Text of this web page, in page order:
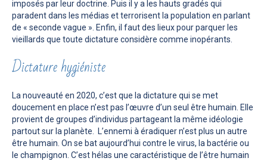
imposés par leur doctrine. Puis il y a les hauts gradés qui
paradent dans les médias et terrorisent la population en parlant
de « seconde vague ». Enfin, il faut des lieux pour parquer les
vieillards que toute dictature considère comme inopérants.
Dictature hygiéniste
La nouveauté en 2020, c’est que la dictature qui se met
doucement en place n’est pas l’œuvre d’un seul être humain. Elle
provient de groupes d’individus partageant la même idéologie
partout sur la planète. L’ennemi à éradiquer n’est plus un autre
être humain. On se bat aujourd’hui contre le virus, la bactérie ou
le champignon. C’est hélas une caractéristique de l’être humain